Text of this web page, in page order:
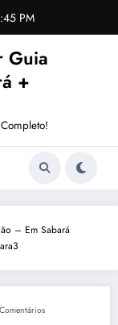
PM
Guia
+
– Em Sabará